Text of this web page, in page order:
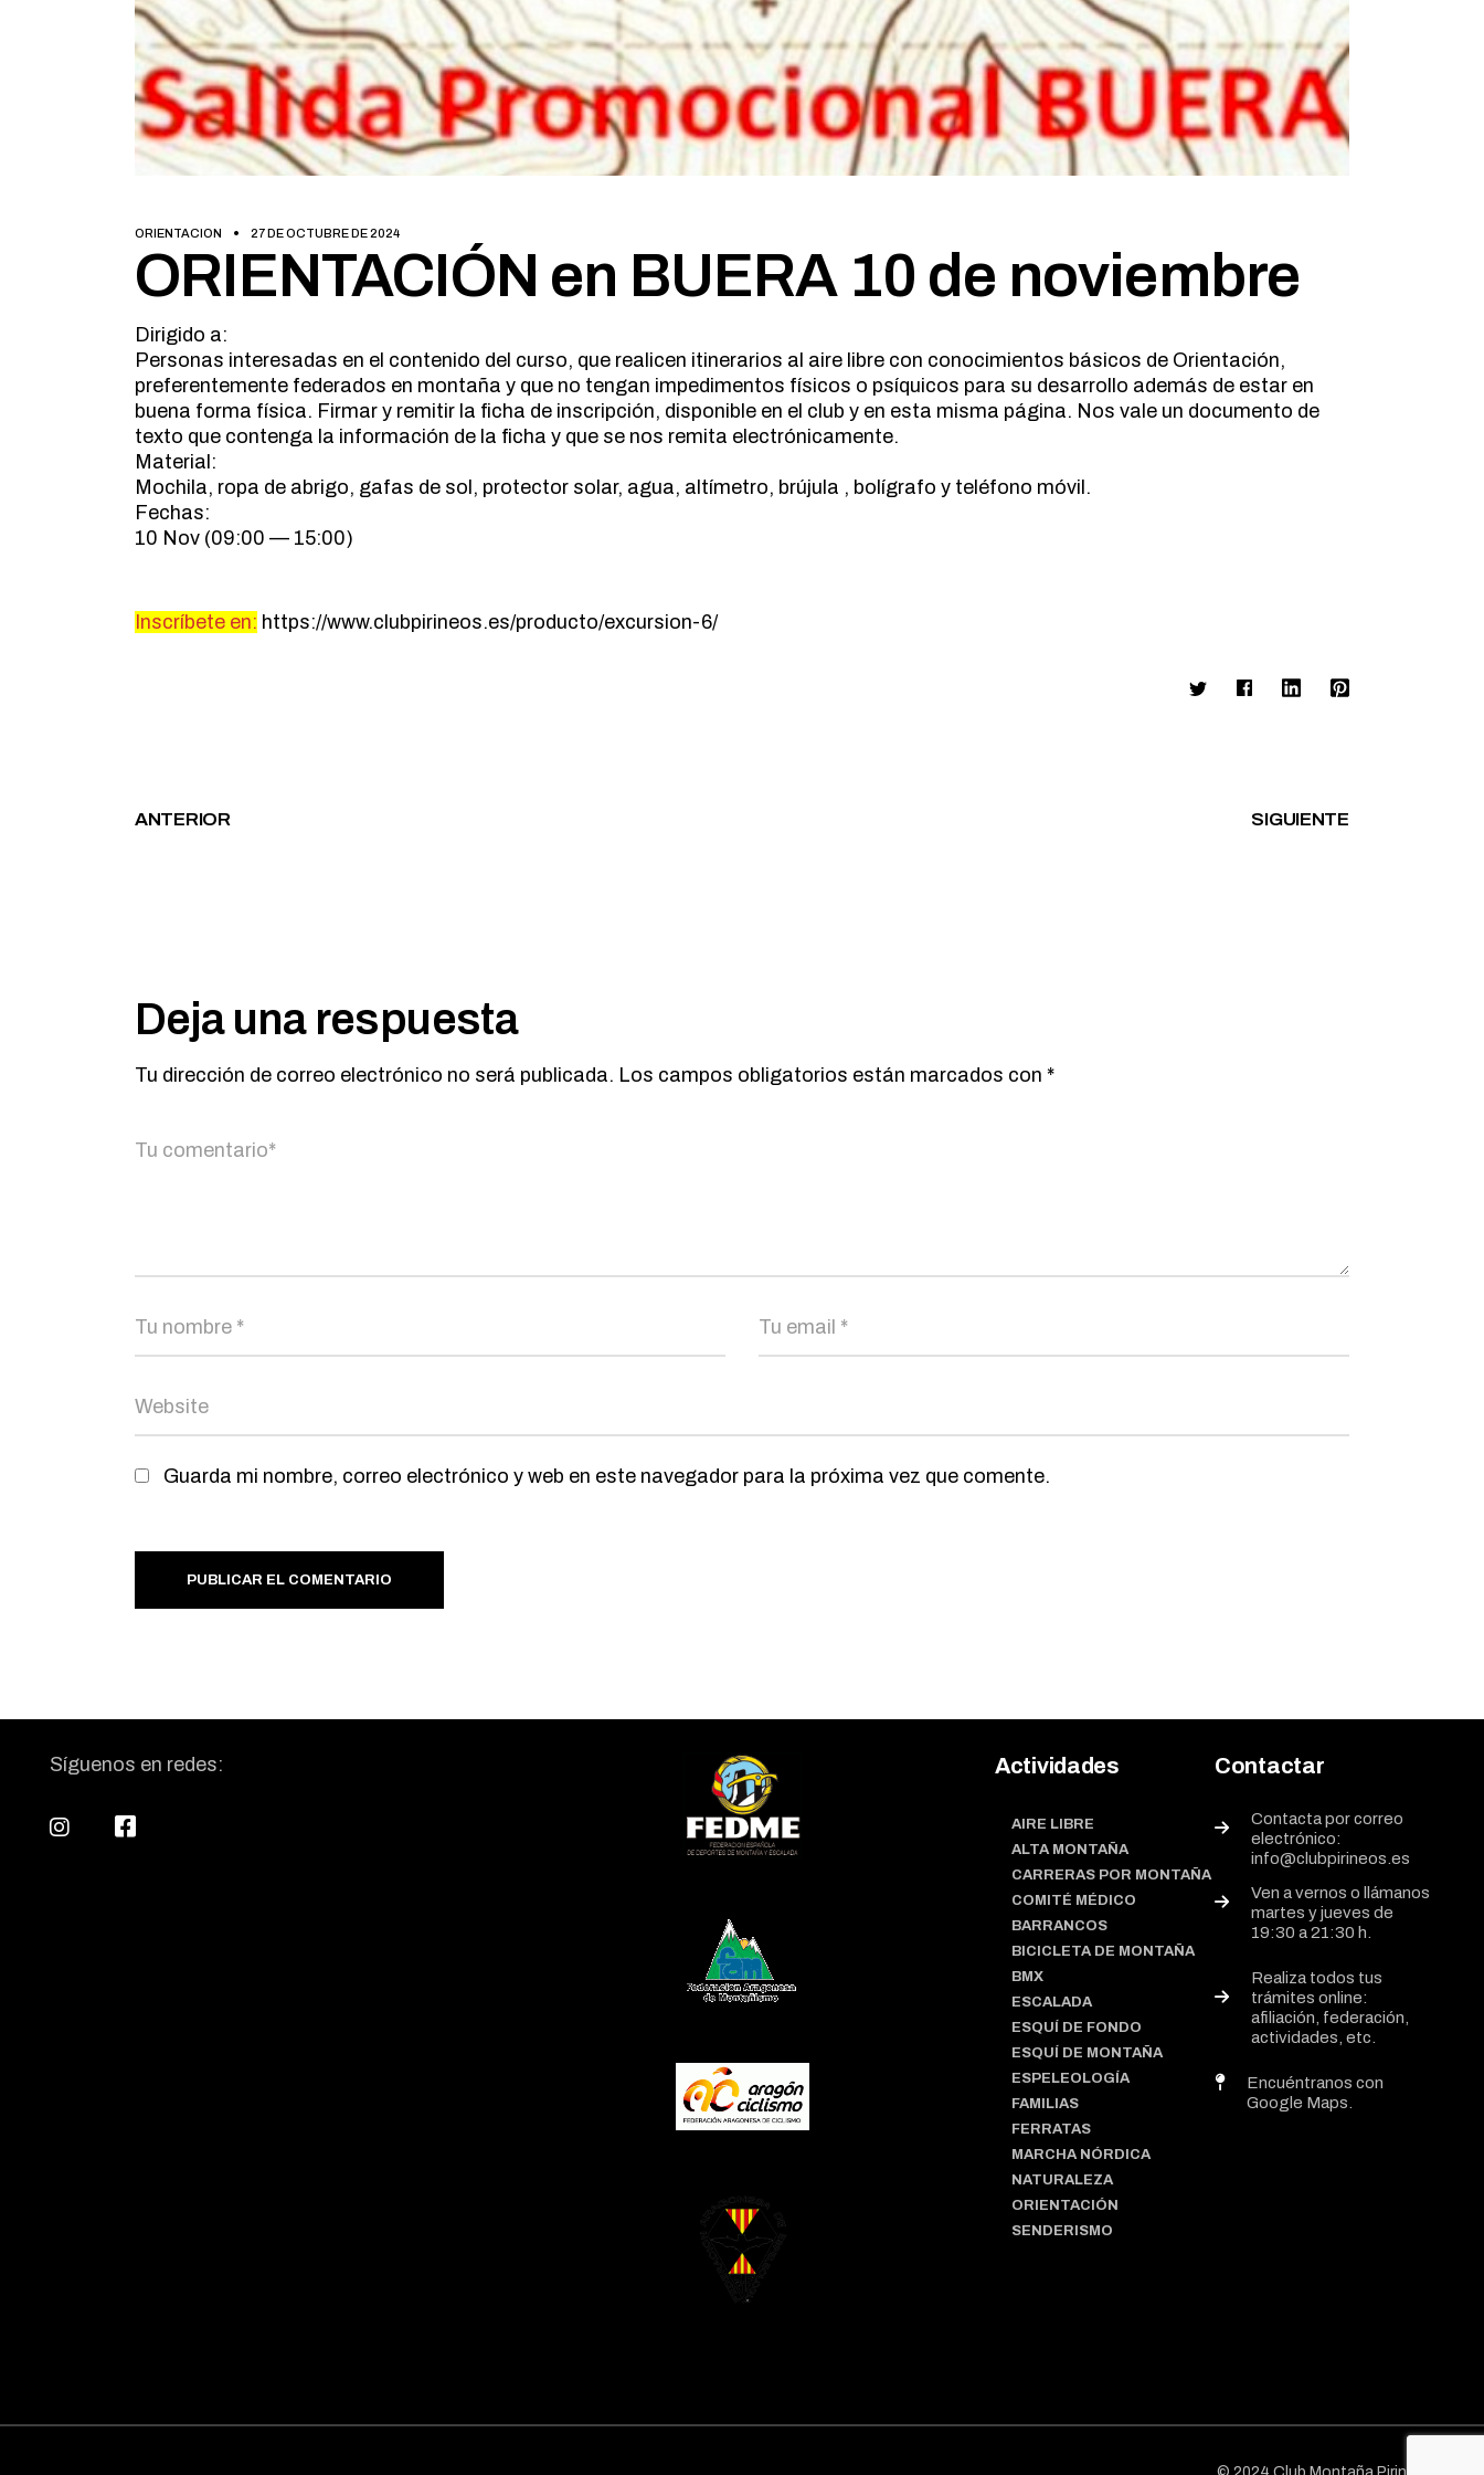
ESPELEOLOGIA
ESQUI
FAMILIAS
FERRATAS
MARCHA NÓRDICA
MARCHA NÓRDICA
ORIENTACION
SENDERISMO
ORIENTACION 27 DE OCTUBRE DE 2024
ORIENTACIÓN en BUERA 10 de noviembre
Dirigido a:
Personas interesadas en el contenido del curso, que realicen itinerarios al aire libre con conocimientos básicos de Orientación,
preferentemente federados en montaña y que no tengan impedimentos físicos o psíquicos para su desarrollo además de estar en
buena forma física. Firmar y remitir la ficha de inscripción, disponible en el club y en esta misma página. Nos vale un documento de
texto que contenga la información de la ficha y que se nos remita electrónicamente.
Material:
Mochila, ropa de abrigo, gafas de sol, protector solar, agua, altímetro, brújula , bolígrafo y teléfono móvil.
Fechas:
10 Nov (09:00 — 15:00)
Inscríbete en: https://www.clubpirineos.es/producto/excursion-6/
ANTERIOR SIGUIENTE
Deja una respuesta
Tu dirección de correo electrónico no será publicada. Los campos obligatorios están marcados con *
Guarda mi nombre, correo electrónico y web en este navegador para la próxima vez que comente.
PUBLICAR EL COMENTARIO
Síguenos en redes: Actividades
AIRE LIBRE
ALTA MONTAÑA
CARRERAS POR MONTAÑA
COMITÉ MÉDICO
BARRANCOS
BICICLETA DE MONTAÑA
BMX
ESCALADA
ESQUÍ DE FONDO
ESQUÍ DE MONTAÑA
ESPELEOLOGÍA
FAMILIAS
FERRATAS
MARCHA NÓRDICA
NATURALEZA
ORIENTACIÓN
SENDERISMO
Contactar
Contacta por correo
electrónico:
info@clubpirineos.es
Ven a vernos o llámanos
martes y jueves de
19:30 a 21:30 h.
Realiza todos tus
trámites online:
afiliación, federación,
actividades, etc.
Encuéntranos con
Google Maps.